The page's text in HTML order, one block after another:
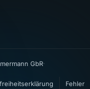
GbR·
Fehler